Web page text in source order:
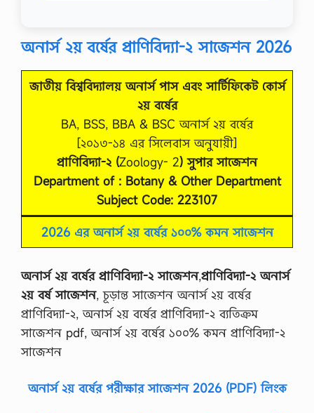
অনার্স ২য় বর্ষের প্রাণিবিদ্যা-২ সাজেশন 2026
জাতীয় বিশ্ববিদ্যালয় অনার্স পাস এবং সার্টিফিকেট কোর্স
২য় বর্ষের
BA, BSS, BBA & BSC অনার্স ২য় বর্ষের
[২০১৩-১৪ এর সিলেবাস অনুযায়ী]
প্রাণিবিদ্যা-২ (Zoology- 2) সুপার সাজেশন
Department of : Botany & Other Department
Subject Code: 223107
2026 এর অনার্স ২য় বর্ষের ১০০% কমন সাজেশন
অনার্স ২য় বর্ষের প্রাণিবিদ্যা-২ সাজেশন,প্রাণিবিদ্যা-২ অনার্স
২য় বর্ষ সাজেশন, চূড়ান্ত সাজেশন অনার্স ২য় বর্ষের
প্রাণিবিদ্যা-২, অনার্স ২য় বর্ষের প্রাণিবিদ্যা-২ ব্যতিক্রম
সাজেশন pdf, অনার্স ২য় বর্ষের ১০০% কমন প্রাণিবিদ্যা-২
সাজেশন
অনার্স ২য় বর্ষের পরীক্ষার সাজেশন 2026 (PDF) লিংক